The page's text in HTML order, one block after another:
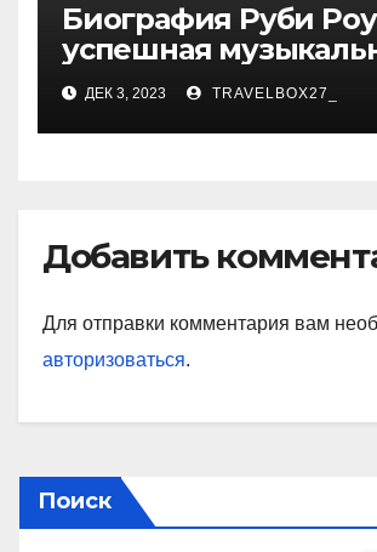
Биография Руби
успешная
карьера, личная
знаковые
ДЕК 3, 2023 TRAVELBOX27_
Добавить
Для отправки комментария вам
авторизоваться.
Поиск